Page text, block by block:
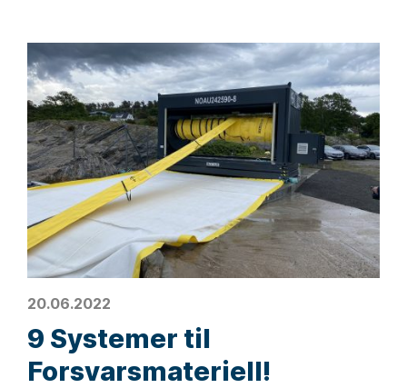
20.06.2022
9 Systemer til
Forsvarsmateriell!